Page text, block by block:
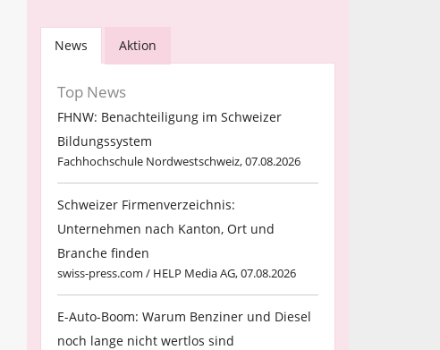
News Aktion
Top News
FHNW: Benachteiligung im Schweizer
Bildungssystem
Fachhochschule Nordwestschweiz, 07.08.2026
Schweizer Firmenverzeichnis:
Unternehmen nach Kanton, Ort und
Branche finden
swiss-press.com / HELP Media AG, 07.08.2026
E-Auto-Boom: Warum Benziner und Diesel
noch lange nicht wertlos sind